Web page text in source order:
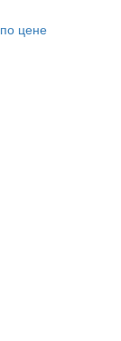
по цене